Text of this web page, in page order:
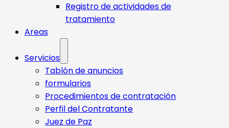
Registro de actividades de
tratamiento
Areas
Servicios
Tablón de anuncios
formularios
Procedimientos de contratación
Perfil del Contratante
Juez de Paz